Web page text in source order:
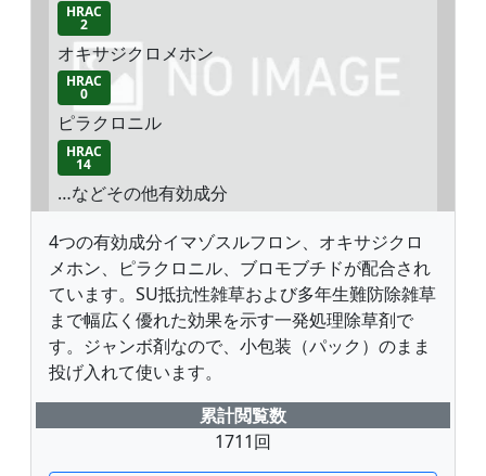
HRAC
2
オキサジクロメホン
HRAC
0
ピラクロニル
HRAC
14
…などその他有効成分
4つの有効成分イマゾスルフロン、オキサジクロ
メホン、ピラクロニル、ブロモブチドが配合され
ています。SU抵抗性雑草および多年生難防除雑草
まで幅広く優れた効果を示す一発処理除草剤で
す。ジャンボ剤なので、小包装（パック）のまま
投げ入れて使います。
累計閲覧数
1711回